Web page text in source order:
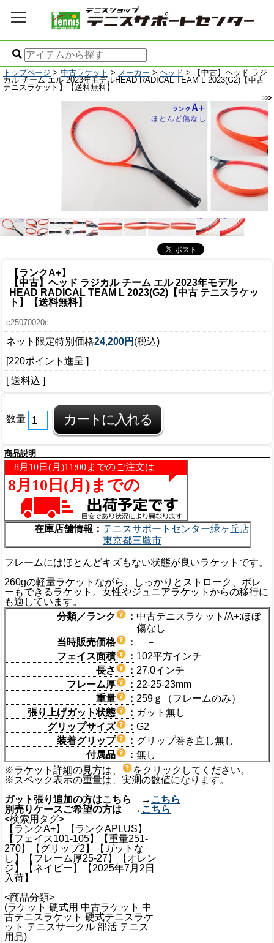
トップページ > 中古ラケット > メーカー > ヘッド > 【中古】ヘッド ラジ
カル チーム エル 2023年モデルHEAD RADICAL TEAM L 2023(G2)【中古
テニスラケット】【送料無料】
【ランクA+】
【中古】ヘッド ラジカル チーム エル 2023年モデル
HEAD RADICAL TEAM L 2023(G2)【中古 テニスラケッ
ト】【送料無料】
c25070020c
ネット限定特別価格24,200円 (税込)
[220ポイント進呈 ]
[ 送料込 ]
数量
商品説明
在庫店舗情報： テニスサポートセンター緑ヶ丘店
東京都三鷹市
フレームにはほとんどキズもない状態が良いラケットです。
260gの軽量ラケットながら、しっかりとストローク、ボレ
ーもできるラケット。女性やジュニアラケットからの移行に
も適しています。
分類／ランク
： 中古テニスラケット/A+:ほぼ
傷なし
当時販売価格
：
－
フェイス面積
： 102平方インチ
長さ
： 27.0インチ
フレーム厚
： 22-25-23mm
重量
： 259ｇ（フレームのみ）
張り上げガット状態
： ガット無し
グリップサイズ
： G2
装着グリップ
： グリップ巻き直し無し
付属品
： 無し
※ラケット詳細の見方は、
をクリックしてください。
※スペック表示の重量は、実測の数値になります。
ガット張り追加の方はこちら → こちら
別売りケースご希望の方は → こちら
<検索用タグ>
【ランクA+】【ランクAPLUS】
【フェイス101-105】【重量251-
270】【グリップ2】【ガットな
し】【フレーム厚25-27】【オレン
ジ】【ネイビー】【2025年7月2日
入荷】
<商品分類>
(ラケット 硬式用 中古ラケット 中
古テニスラケット 硬式テニスラケ
ット テニスサークル 部活 テニス
用品)